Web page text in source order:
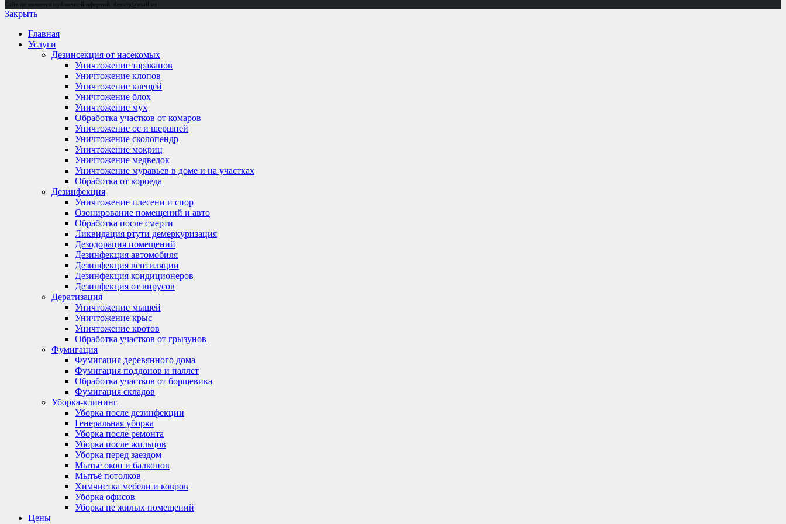
Сайт не является публичной офертой. dezvip@mail.ru
Закрыть
Главная
Услуги
Дезинсекция от насекомых
Уничтожение тараканов
Уничтожение клопов
Уничтожение клещей
Уничтожение блох
Уничтожение мух
Обработка участков от комаров
Уничтожение ос и шершней
Уничтожение сколопендр
Уничтожение мокриц
Уничтожение медведок
Уничтожение муравьев в доме и на участках
Обработка от короеда
Дезинфекция
Уничтожение плесени и спор
Озонирование помещений и авто
Обработка после смерти
Ликвидация ртути демеркуризация
Дезодорация помещений
Дезинфекция автомобиля
Дезинфекция вентиляции
Дезинфекция кондиционеров
Дезинфекция от вирусов
Дератизация
Уничтожение мышей
Уничтожение крыс
Уничтожение кротов
Обработка участков от грызунов
Фумигация
Фумигация деревянного дома
Фумигация поддонов и паллет
Обработка участков от борщевика
Фумигация складов
Уборка-клининг
Уборка после дезинфекции
Генеральная уборка
Уборка после ремонта
Уборка после жильцов
Уборка перед заездом
Мытьё окон и балконов
Мытьё потолков
Химчистка мебели и ковров
Уборка офисов
Уборка не жилых помещений
Цены